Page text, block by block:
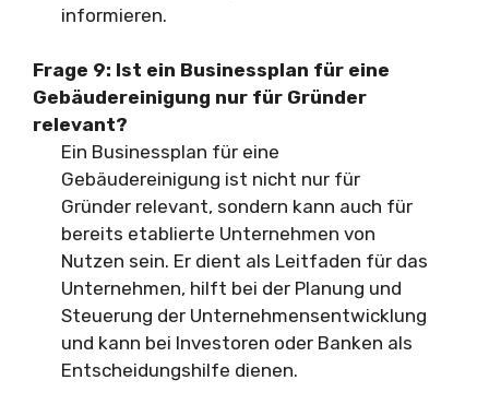
informieren.
Frage 9: Ist ein Businessplan für eine
Gebäudereinigung nur für Gründer
relevant?
Ein Businessplan für eine
Gebäudereinigung ist nicht nur für
Gründer relevant, sondern kann auch für
bereits etablierte Unternehmen von
Nutzen sein. Er dient als Leitfaden für das
Unternehmen, hilft bei der Planung und
Steuerung der Unternehmensentwicklung
und kann bei Investoren oder Banken als
Entscheidungshilfe dienen.